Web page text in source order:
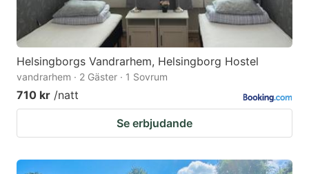
Helsingborgs Vandrarhem, Helsingborg Hostel
vandrarhem · 2 Gäster · 1 Sovrum
710 kr /natt
Se erbjudande